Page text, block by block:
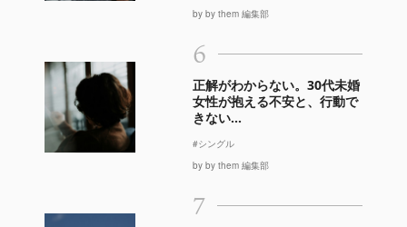
by by them 編集部
6
正解がわからない。30代未婚
女性が抱える不安と、行動で
きない...
#シングル
by by them 編集部
7